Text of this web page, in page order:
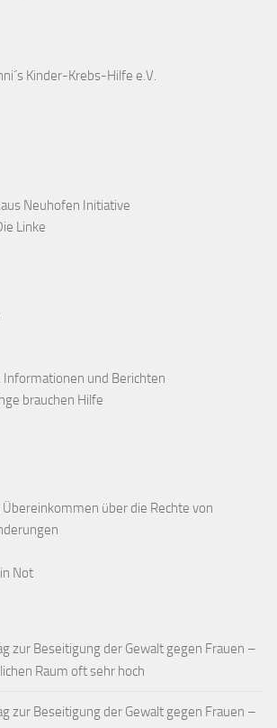
Kinder-Krebs-Hilfe e.V.
Neuhofen Initiative
Linke
Informationen und Berichten
brauchen Hilfe
über die Rechte von
Not
zur Beseitigung der Gewalt gegen Frauen –
Raum oft sehr hoch
zur Beseitigung der Gewalt gegen Frauen –